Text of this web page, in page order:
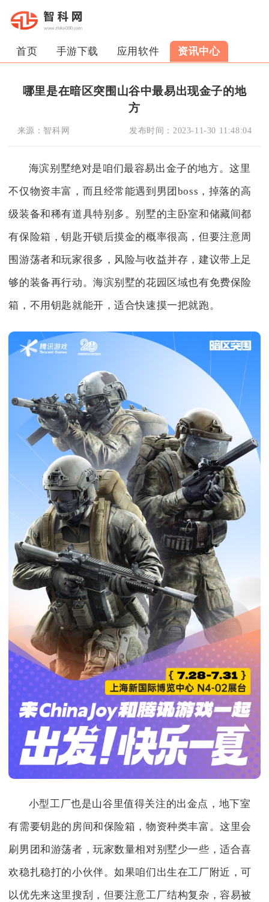
首页 手游下载 应用软件 资讯中心
哪里是在暗区突围山谷中最易出现金子的地
方
来源： 智科网 发布时间： 2023-11-30 11:48:04
海滨别墅绝对是咱们最容易出金子的地方。这里
不仅物资丰富，而且经常能遇到男团boss，掉落的高
级装备和稀有道具特别多。别墅的主卧室和储藏间都
有保险箱，钥匙开锁后摸金的概率很高，但要注意周
围游荡者和玩家很多，风险与收益并存，建议带上足
够的装备再行动。海滨别墅的花园区域也有免费保险
箱，不用钥匙就能开，适合快速摸一把就跑。
小型工厂也是山谷里值得关注的出金点，地下室
有需要钥匙的房间和保险箱，物资种类丰富。这里会
刷男团和游荡者，玩家数量相对别墅少一些，适合喜
欢稳扎稳打的小伙伴。如果咱们出生在工厂附近，可
以优先来这里搜刮，但要注意工厂结构复杂，容易被